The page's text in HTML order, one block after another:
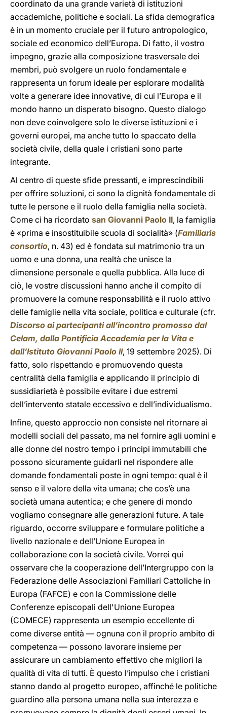
coordinato da una grande varietà di istituzioni
accademiche, politiche e sociali. La sfida demografica
è in un momento cruciale per il futuro antropologico,
sociale ed economico dell’Europa. Di fatto, il vostro
impegno, grazie alla composizione trasversale dei
membri, può svolgere un ruolo fondamentale e
rappresenta un forum ideale per esplorare modalità
volte a generare idee innovative, di cui l’Europa e il
mondo hanno un disperato bisogno. Questo dialogo
non deve coinvolgere solo le diverse istituzioni e i
governi europei, ma anche tutto lo spaccato della
società civile, della quale i cristiani sono parte
integrante.
Al centro di queste sfide pressanti, e imprescindibili
per offrire soluzioni, ci sono la dignità fondamentale di
tutte le persone e il ruolo della famiglia nella società.
Come ci ha ricordato san Giovanni Paolo II, la famiglia
è «prima e insostituibile scuola di socialità» (Familiaris
consortio, n. 43) ed è fondata sul matrimonio tra un
uomo e una donna, una realtà che unisce la
dimensione personale e quella pubblica. Alla luce di
ciò, le vostre discussioni hanno anche il compito di
promuovere la comune responsabilità e il ruolo attivo
delle famiglie nella vita sociale, politica e culturale (cfr.
Discorso ai partecipanti all’incontro promosso dal
Celam, dalla Pontificia Accademia per la Vita e
dall’Istituto Giovanni Paolo II, 19 settembre 2025). Di
fatto, solo rispettando e promuovendo questa
centralità della famiglia e applicando il principio di
sussidiarietà è possibile evitare i due estremi
dell’intervento statale eccessivo e dell’individualismo.
Infine, questo approccio non consiste nel ritornare ai
modelli sociali del passato, ma nel fornire agli uomini e
alle donne del nostro tempo i principi immutabili che
possono sicuramente guidarli nel rispondere alle
domande fondamentali poste in ogni tempo: qual è il
senso e il valore della vita umana; che cos’è una
società umana autentica; e che genere di mondo
vogliamo consegnare alle generazioni future. A tale
riguardo, occorre sviluppare e formulare politiche a
livello nazionale e dell’Unione Europea in
collaborazione con la società civile. Vorrei qui
osservare che la cooperazione dell’Intergruppo con la
Federazione delle Associazioni Familiari Cattoliche in
Europa (FAFCE) e con la Commissione delle
Conferenze episcopali dell'Unione Europea
(COMECE) rappresenta un esempio eccellente di
come diverse entità — ognuna con il proprio ambito di
competenza — possono lavorare insieme per
assicurare un cambiamento effettivo che migliori la
qualità di vita di tutti. È questo l’impulso che i cristiani
stanno dando al progetto europeo, affinché le politiche
guardino alla persona umana nella sua interezza e